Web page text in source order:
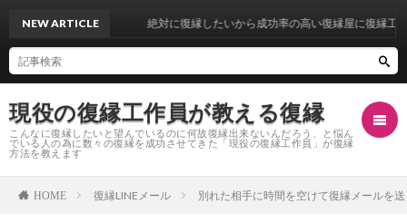
現役の復縁工作員が教える復縁
こんなに復縁したいと望んでいるのに何故復縁出来ないんだろう、と悩ん
でいる人の為に数々の復縁を成功させてきた「現役の復縁工作員」が復縁
方法を教えます
NEW ARTICLE 絶対に復縁したいから成功率の高い復縁屋に復縁工作を依
HOME 復縁LINEメール 別れた相手に時間を空けて復縁メールを